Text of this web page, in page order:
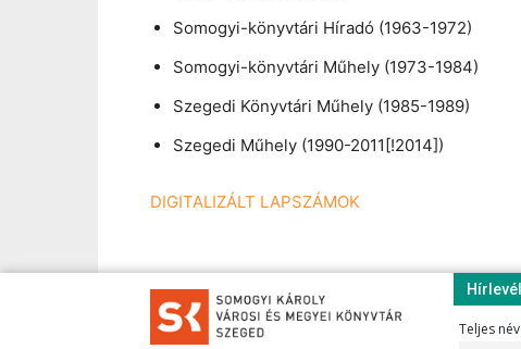
Somogyi-könyvtári Híradó (1963-1972)
Somogyi-könyvtári Műhely (1973-1984)
Szegedi Könyvtári Műhely (1985-1989)
Szegedi Műhely (1990-2011[!2014])
DIGITALIZÁLT LAPSZÁMOK
Hírlevél
Teljes név